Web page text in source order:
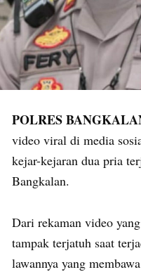
POLRES
video viral di media
kejar-kejaran dua pria
Bangkalan.
Dari rekaman video
tampak terjatuh saat
lawannya yang